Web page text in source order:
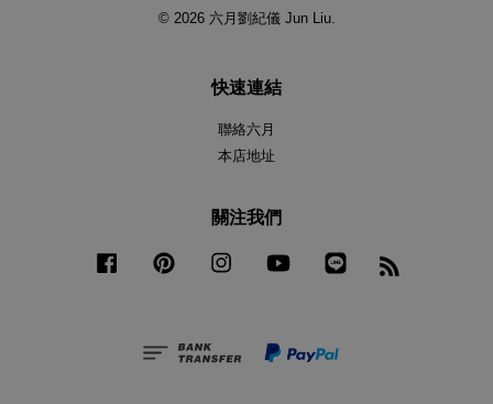
© 2026 六月劉紀儀 Jun Liu.
快速連結
聯絡六月
本店地址
關注我們
Facebook Pinterest Instagram YouTube